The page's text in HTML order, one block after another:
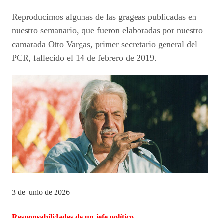
Reproducimos algunas de las grageas publicadas en
nuestro semanario, que fueron elaboradas por nuestro
camarada Otto Vargas, primer secretario general del
PCR, fallecido el 14 de febrero de 2019.
3 de junio de 2026